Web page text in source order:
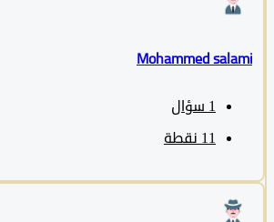
Mohammed
سؤال
نقطة